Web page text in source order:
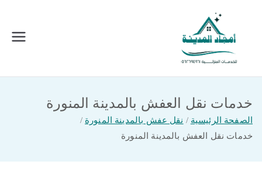
المحتوى
امجاد المدينة للخدمات المنزلية
خدمات نقل العفش بالمدينة المنورة
الصفحة الرئيسية
نقل عفش بالمدينة المنورة
خدمات نقل العفش بالمدينة المنورة